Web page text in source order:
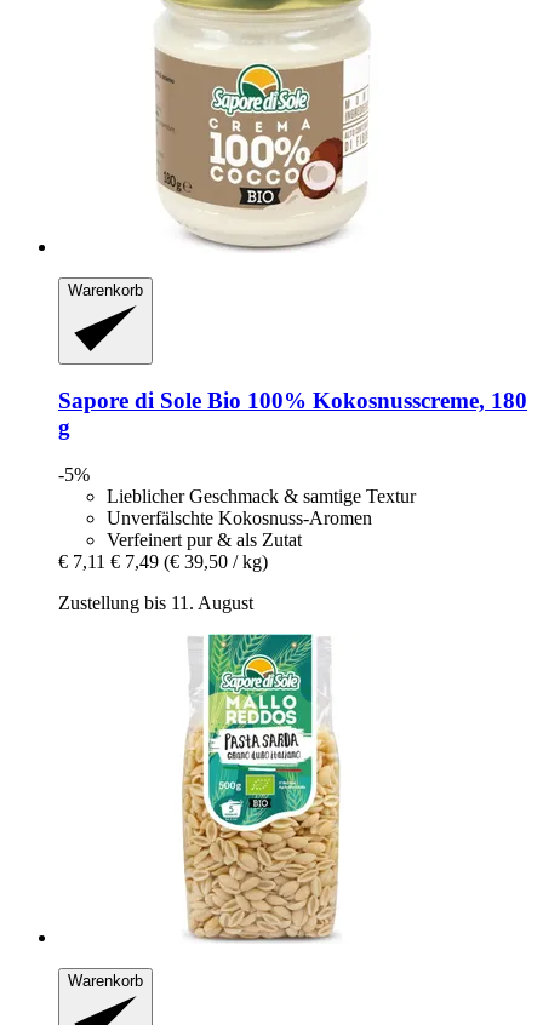
Warenkorb
Sapore di Sole Bio 100% Kokosnusscreme, 180
g
-5%
Lieblicher Geschmack & samtige Textur
Unverfälschte Kokosnuss-Aromen
Verfeinert pur & als Zutat
€ 7,11 € 7,49 (€ 39,50 / kg)
Zustellung bis 11. August
Warenkorb